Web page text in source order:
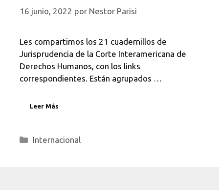
16 junio, 2022 por Nestor Parisi
Les compartimos los 21 cuadernillos de
Jurisprudencia de la Corte Interamericana de
Derechos Humanos, con los links
correspondientes. Están agrupados …
Leer Más
Categorías
Internacional